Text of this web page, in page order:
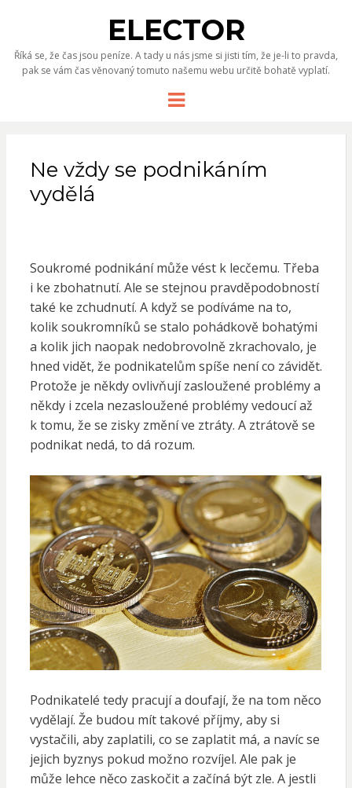
ELECTOR
Říká se, že čas jsou peníze. A tady u nás jsme si jisti tím, že je-li to pravda,
pak se vám čas věnovaný tomuto našemu webu určitě bohatě vyplatí.
Menu
Ne vždy se podnikáním
vydělá
Soukromé podnikání může vést k lecčemu. Třeba
i ke zbohatnutí. Ale se stejnou pravděpodobností
také ke zchudnutí. A když se podíváme na to,
kolik soukromníků se stalo pohádkově bohatými
a kolik jich naopak nedobrovolně zkrachovalo, je
hned vidět, že podnikatelům spíše není co závidět.
Protože je někdy ovlivňují zasloužené problémy a
někdy i zcela nezasloužené problémy vedoucí až
k tomu, že se zisky změní ve ztráty. A ztrátově se
podnikat nedá, to dá rozum.
Podnikatelé tedy pracují a doufají, že na tom něco
vydělají. Že budou mít takové příjmy, aby si
vystačili, aby zaplatili, co se zaplatit má, a navíc se
jejich byznys pokud možno rozvíjel. Ale pak je
může lehce něco zaskočit a začíná být zle. A jestli